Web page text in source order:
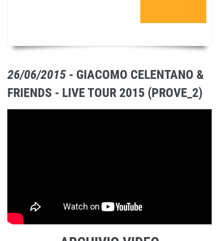
26/06/2015 - GIACOMO CELENTANO &
FRIENDS - LIVE TOUR 2015 (PROVE_2)